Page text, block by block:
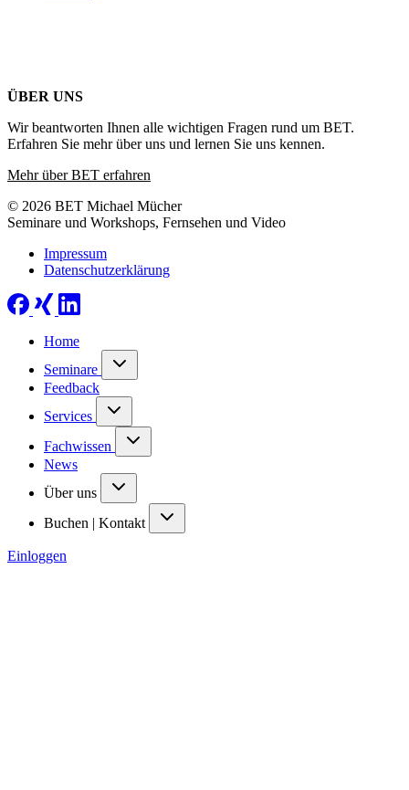
ÜBER UNS
Wir beantworten Ihnen alle wichtigen Fragen rund um BET.
Erfahren Sie mehr über uns und lernen Sie uns kennen.
Mehr über BET erfahren
© 2026 BET Michael Mücher
Seminare und Workshops, Fernsehen und Video
Impressum
Datenschutzerklärung
Home
Seminare
Feedback
Services
Fachwissen
News
Über uns
Buchen | Kontakt
Einloggen